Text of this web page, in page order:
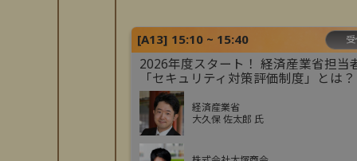
[A13] 15:10 ~ 15:40
2026年度スタート！ 経済産業省担当
「セキュリティ対策評価制度」とは？
経済産業省
大久保 佐太郎 氏